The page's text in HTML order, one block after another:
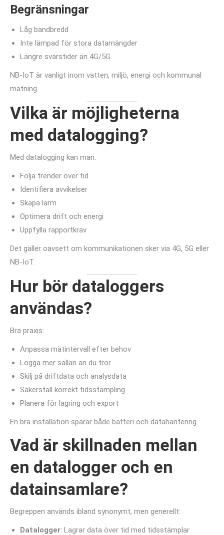
Begränsningar
Låg bandbredd
Inte lämpad för stora datamängder
Längre svarstider än 4G/5G
NB-IoT är vanligt inom vatten, miljö, energi och kommunal
mätning.
Vilka är möjligheterna
med datalogging?
Med datalogging kan man:
Följa trender över tid
Identifiera avvikelser
Skapa larm
Optimera drift och energi
Uppfylla rapportkrav
Det gäller oavsett om kommunikationen sker via 4G, 5G eller
NB-IoT.
Hur bör dataloggers
användas?
Bra praxis:
Anpassa mätintervall efter behov
Logga mer sällan än du tror
Skilj på driftdata och analysdata
Säkerställ korrekt tidsstämpling
Planera för lagring och export
En bra installation sparar både batteri och datahantering.
Vad är skillnaden mellan
en datalogger och en
datainsamlare?
Begreppen används ibland synonymt, men generellt:
Datalogger: Lagrar data över tid med tidsstämplar